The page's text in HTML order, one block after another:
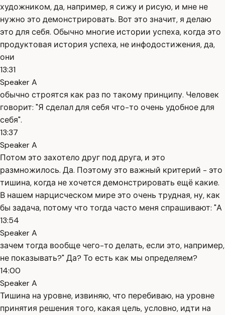
художником, да, например, я сижу и рисую, и мне не
нужно это демонстрировать. Вот это значит, я делаю
это для себя. Обычно многие истории успеха, когда это
продуктовая история успеха, не инфодостижения, да,
они
13:31
Speaker A
обычно строятся как раз по такому принципу. Человек
говорит: "Я сделал для себя что-то очень удобное для
себя".
13:37
Speaker A
Потом это захотело друг под друга, и это
размножилось. Да. Поэтому это важный критерий - это
тишина, когда не хочется демонстрировать ещё какие.
В нашем нарцисческом мире это очень трудная, ну, как
бы задача, потому что тогда часто меня спрашивают: "А
13:54
Speaker A
зачем тогда вообще чего-то делать, если это, например,
не показывать?" Да? То есть как мы определяем?
14:00
Speaker A
Тишина на уровне, извиняю, что перебиваю, на уровне
принятия решения того, какая цель, условно, идти на